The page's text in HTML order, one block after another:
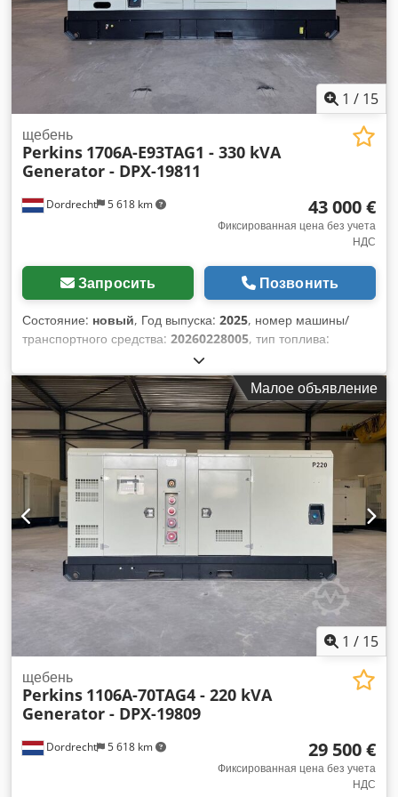
1 / 15
Dordrecht 5 618 km
щебень
Perkins 1706A-E93TAG1 - 330 kVA
Generator - DPX-19811
43 000 €
Фиксированная цена без учета
НДС
Запросить Позвонить
Состояние: новый, Год выпуска: 2025, номер машины/
транспортного средства: 20260228005, тип топлива:
, производитель двигателей:
E93TAG1, Назначение: строительство Собственный вес:
2950 кг Мощность генератора: 330 кВА Размеры грузового
отсека: 386 x 130 x 197 см Наличие маркировки CE: да
Объем резервуара для воды: 385 л Для получения
дополнительной информации обращайтесь в команду DPX.
= Дополнительные опции и аксессуары = - Аккумулятор -
Панель управления Dcedpfx Aox Nl D Temyjk - Стальная
крыша - Цистерна
Малое объявление
1 / 15
Dordrecht 5 618 km
щебень
Perkins 1106A-70TAG4 - 220 kVA
Generator - DPX-19809
29 500 €
Фиксированная цена без учета
НДС